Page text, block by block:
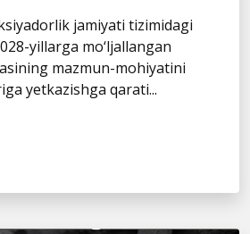
jamiyati tizimidagi
yillarga mo‘ljallangan
mazmun-mohiyatini
yetkazishga qarati...